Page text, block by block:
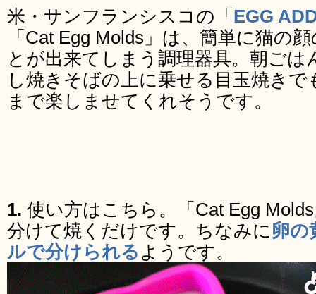
米・サンフランシスコの「 EGG
「Cat Egg Molds」は、簡単に猫の
とが出来てしまう調理器具。朝ご
し焼きそばの上に乗せる目玉焼き
まで楽しませてくれそうです。
1. 使い方はこちら。「Cat Egg
分けて焼くだけです。ちなみに 卵の
ルで分けられる ようです。